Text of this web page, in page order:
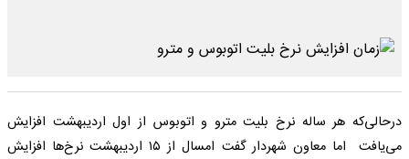
درحالی‌که هر ساله نرخ بلیت مترو و اتوبوس از اول اردیبهشت افزایش
می‌یافت اما معاون شهردار گفت امسال از ۱۵ اردیبهشت نرخ‌ها افزایش